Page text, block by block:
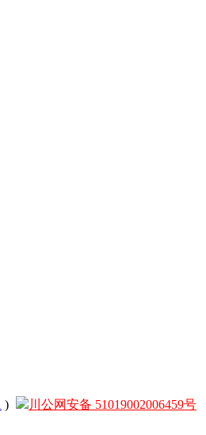
) 川公网安备 51019002006459号